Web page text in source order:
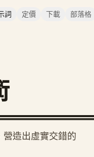
詞 定價 下載 部落格
造出虛實交錯的